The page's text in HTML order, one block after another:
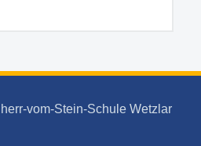
vom-Stein-Schule Wetzlar